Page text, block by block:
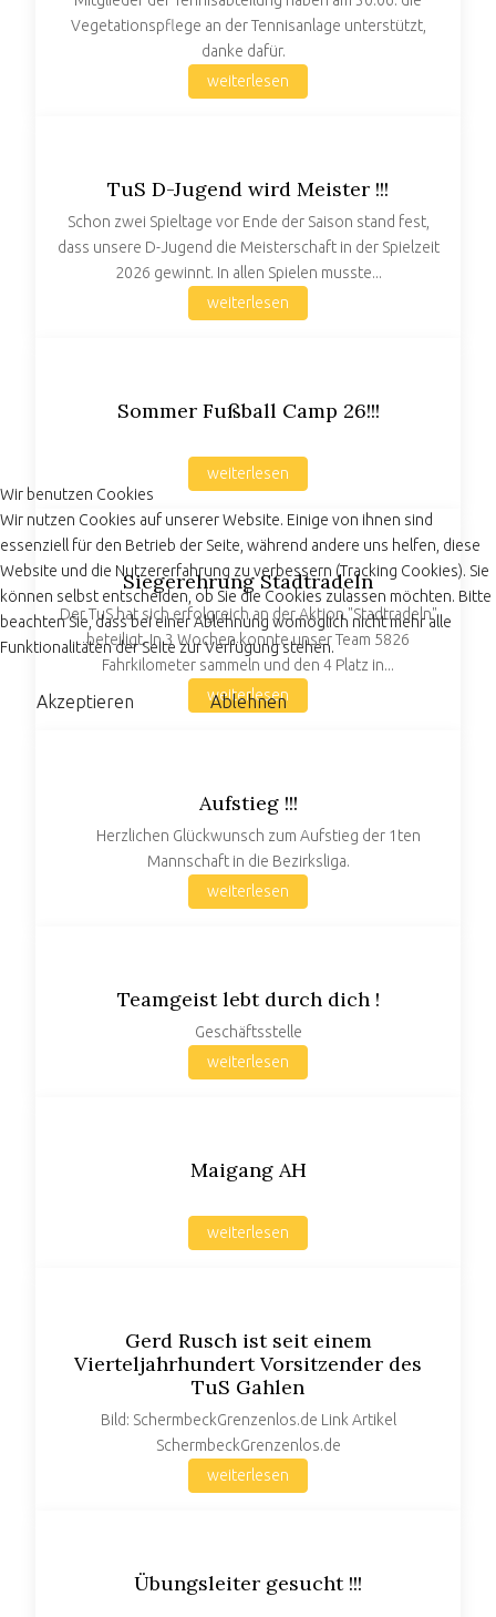
Vegetationspflege an der Tennisanlage unterstützt,
danke dafür.
weiterlesen
TuS D-Jugend wird Meister !!!
Schon zwei Spieltage vor Ende der Saison stand fest,
dass unsere D-Jugend die Meisterschaft in der Spielzeit
2026 gewinnt. In allen Spielen musste...
weiterlesen
Sommer Fußball Camp 26!!!
weiterlesen
Siegerehrung Stadtradeln
Der TuS hat sich erfolgreich an der Aktion "Stadtradeln"
beteiligt. In 3 Wochen konnte unser Team 5826
Fahrkilometer sammeln und den 4 Platz in...
weiterlesen
Aufstieg !!!
Herzlichen Glückwunsch zum Aufstieg der 1ten
Mannschaft in die Bezirksliga.
weiterlesen
Teamgeist lebt durch dich !
Geschäftsstelle
weiterlesen
Maigang AH
weiterlesen
Gerd Rusch ist seit einem
Vierteljahrhundert Vorsitzender des
TuS Gahlen
Bild: SchermbeckGrenzenlos.de Link Artikel
SchermbeckGrenzenlos.de
weiterlesen
Übungsleiter gesucht !!!
Wir benutzen Cookies
Wir nutzen Cookies auf unserer Website. Einige von ihnen sind
essenziell für den Betrieb der Seite, während andere uns helfen, diese
Website und die Nutzererfahrung zu verbessern (Tracking Cookies). Sie
können selbst entscheiden, ob Sie die Cookies zulassen möchten. Bitte
beachten Sie, dass bei einer Ablehnung womöglich nicht mehr alle
Funktionalitäten der Seite zur Verfügung stehen.
Akzeptieren Ablehnen